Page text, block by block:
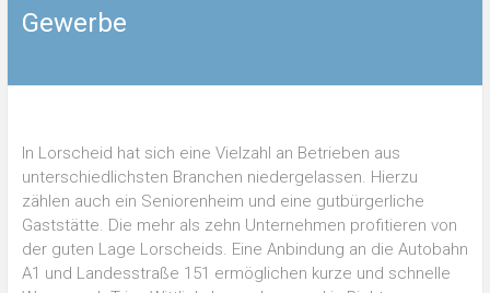
Gewerbe
In Lorscheid hat sich eine Vielzahl an Betrieben aus
unterschiedlichsten Branchen niedergelassen. Hierzu
zählen auch ein Seniorenheim und eine gutbürgerliche
Gaststätte. Die mehr als zehn Unternehmen profitieren von
der guten Lage Lorscheids. Eine Anbindung an die Autobahn
A1 und Landesstraße 151 ermöglichen kurze und schnelle